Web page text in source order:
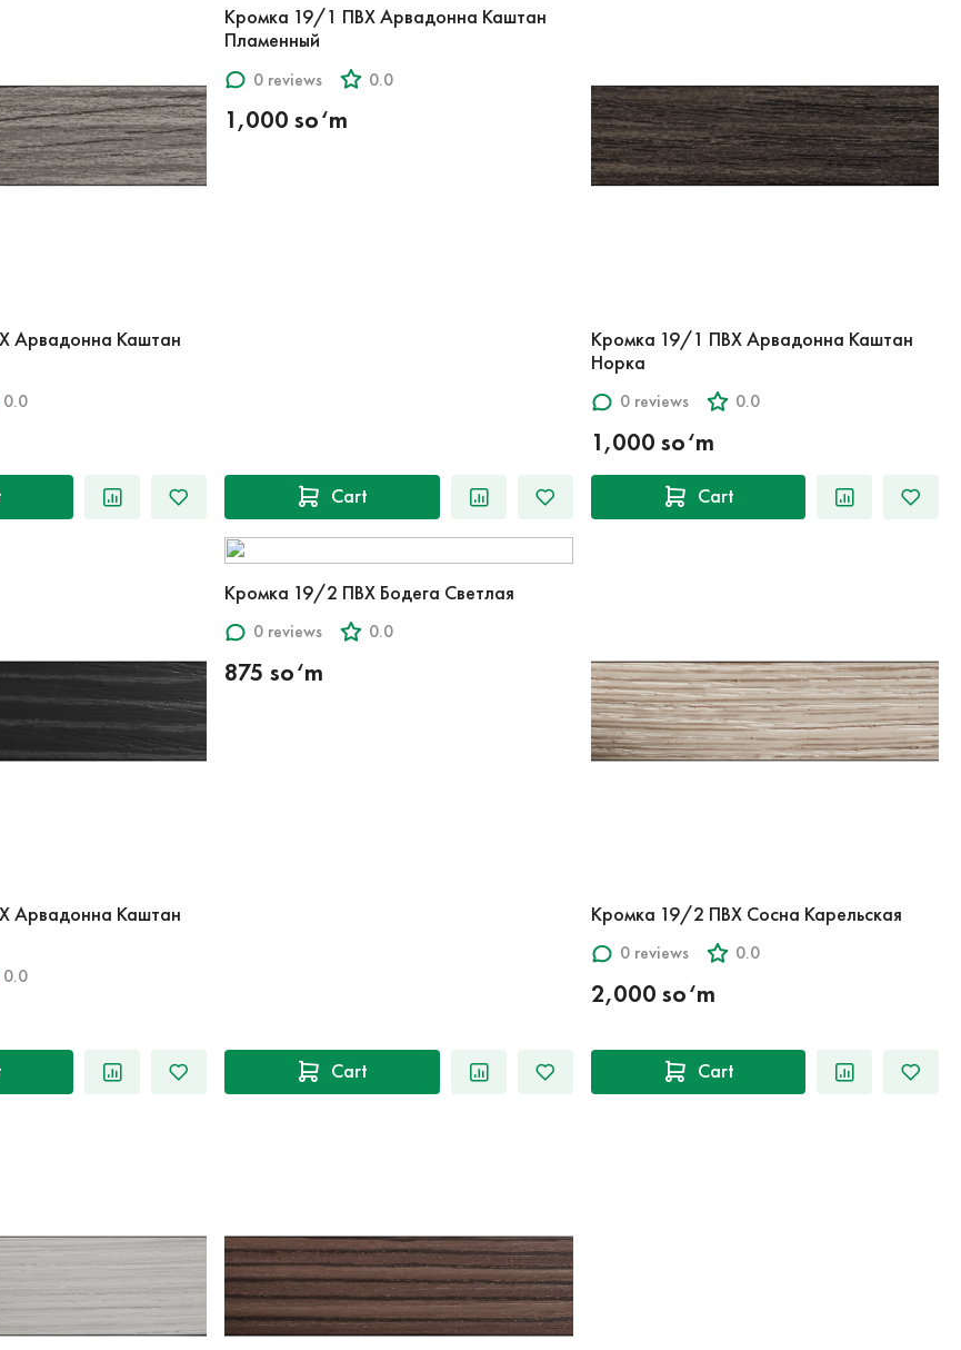
Арвадонна Каштан
0.0
Кромка 19/1 ПВХ Арвадонна Каштан
Пламенный
0 reviews 0.0
1,000 so‘m
Cart
Кромка 19/1 ПВХ Арвадонна Каштан
Норка
0 reviews 0.0
1,000 so‘m
Cart
Арвадонна Каштан
0.0
Кромка 19/2 ПВХ Бодега Светлая
0 reviews 0.0
875 so‘m
Cart
Кромка 19/2 ПВХ Сосна Карельская
0 reviews 0.0
2,000 so‘m
Cart